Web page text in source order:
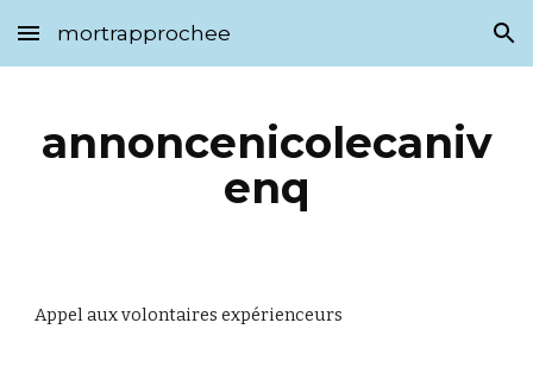
Skip to main content Skip to navigation
mortrapprochee
annoncenicolecaniv
enq
Appel aux volontaires expérienceurs